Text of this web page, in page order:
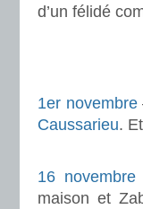
d’un félidé
1er novembre
Caussarieu.
16 novembre
maison et